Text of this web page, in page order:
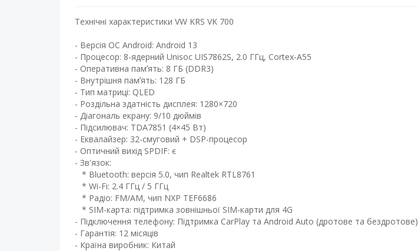
Технічні характеристики VW KRS VK 700
- Версія ОС Android: Android 13 ​
- Процесор: 8-ядерний Unisoc UIS7862S, 2.0 ГГц, Cortex-A55
- Оперативна памʼять: 8 ГБ (DDR3)
- Внутрішня памʼять: 128 ГБ ​
- Тип матриці: QLED ​
- Роздільна здатність дисплея: 1280×720
- Діагональ екрану: 9/10 дюймів ​
- Підсилювач: TDA7851 (4×45 Вт) ​
- Еквалайзер: 32-смуговий + DSP-процесор
- Оптичний вихід SPDIF: є
- Зв'язок:
* Bluetooth: версія 5.0, чип Realtek RTL8761
* Wi-Fi: 2.4 ГГц / 5 ГГц
* Радіо: FM/AM, чип NXP TEF6686
* SIM-карта: підтримка зовнішньої SIM-карти для 4G
- Підключення телефону: Підтримка CarPlay та Android Auto (дротове та бездротове)​
- Гарантія: 12 місяців
- Країна виробник: Китай